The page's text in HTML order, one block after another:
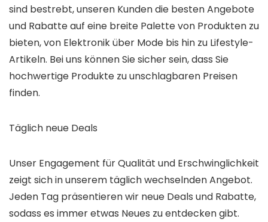
sind bestrebt, unseren Kunden die besten Angebote
und Rabatte auf eine breite Palette von Produkten zu
bieten, von Elektronik über Mode bis hin zu Lifestyle-
Artikeln. Bei uns können Sie sicher sein, dass Sie
hochwertige Produkte zu unschlagbaren Preisen
finden.
Täglich neue Deals
Unser Engagement für Qualität und Erschwinglichkeit
zeigt sich in unserem täglich wechselnden Angebot.
Jeden Tag präsentieren wir neue Deals und Rabatte,
sodass es immer etwas Neues zu entdecken gibt.